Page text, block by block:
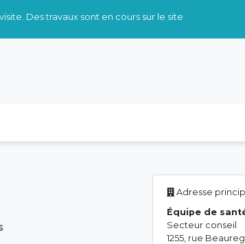
Des travaux sont en cours sur le site
Adresse
Équipe de
Secteur conseil
1255, rue